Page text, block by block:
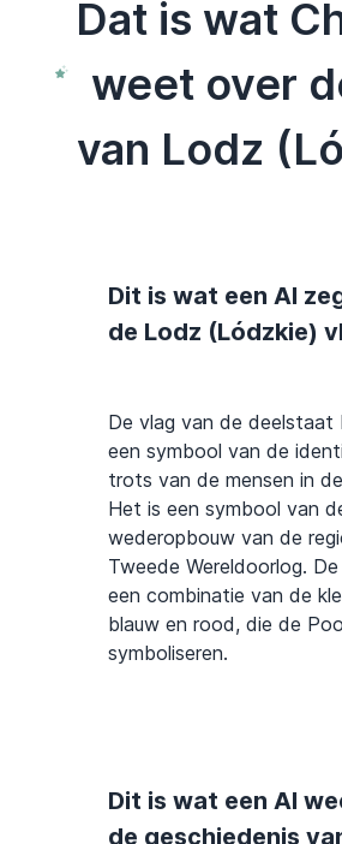
Dat is wat
weet over
van Lodz
Dit is wat een AI
de Lodz (Lódzkie)
De vlag van de deelstaat
een symbool van de
trots van de mensen in
Het is een symbool van
wederopbouw van de
Tweede Wereldoorlog.
een combinatie van de
blauw en rood, die de
symboliseren.
Dit is wat een AI
de geschiedenis